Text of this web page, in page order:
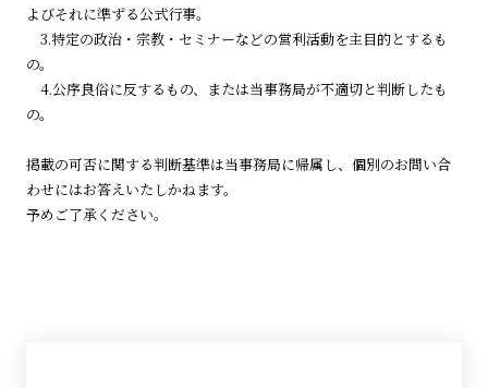
よびそれに準ずる公式行事。
3.特定の政治・宗教・セミナーなどの営利活動を主目的とするも
の。
4.公序良俗に反するもの、または当事務局が不適切と判断したも
の。
掲載の可否に関する判断基準は当事務局に帰属し、個別のお問い合
わせにはお答えいたしかねます。
予めご了承ください。